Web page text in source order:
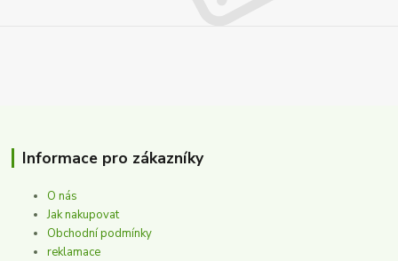
Informace pro zákazníky
O nás
Jak nakupovat
Obchodní podmínky
reklamace